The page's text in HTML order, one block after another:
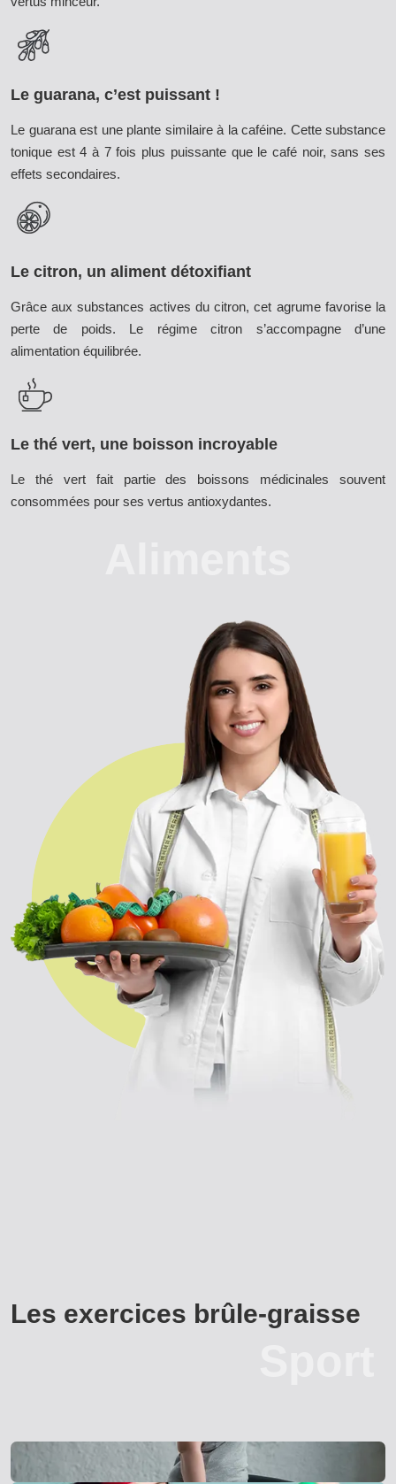
Le guarana, c’est puissant !
Le guarana est une plante similaire à la caféine. Cette substance
tonique est 4 à 7 fois plus puissante que le café noir, sans ses
effets secondaires.
Le citron, un aliment détoxifiant
Grâce aux substances actives du citron, cet agrume favorise la
perte de poids. Le régime citron s’accompagne d’une
alimentation équilibrée.
Le thé vert, une boisson incroyable
Le thé vert fait partie des boissons médicinales souvent
consommées pour ses vertus antioxydantes.
Les exercices brûle-graisse